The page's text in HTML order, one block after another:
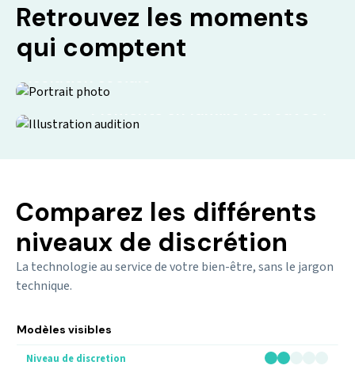
Retrouvez les moments
qui comptent
Comparez les différents
niveaux de discrétion
La technologie au service de votre bien-être, sans le jargon
technique.
Modèles visibles